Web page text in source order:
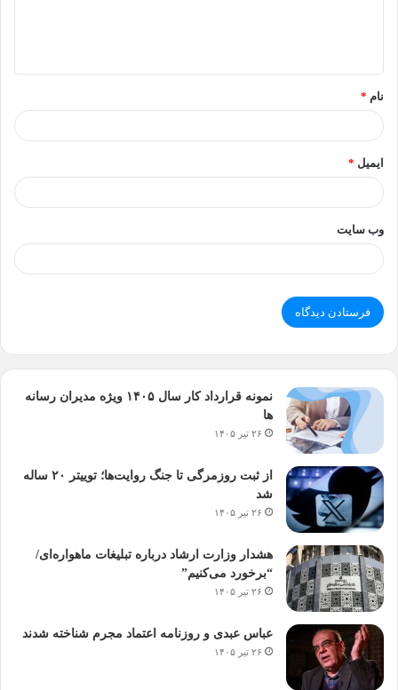
*
نام *
ایمیل *
وب‌ سایت
نمونه قرارداد کار سال ۱۴۰۵ ویژه مدیران رسانه
ها
۲۶ تیر ۱۴۰۵
از ثبت روزمرگی تا جنگ روایت‌ها؛ توییتر ۲۰ ساله
شد
۲۶ تیر ۱۴۰۵
هشدار وزارت ارشاد درباره تبلیغات ماهواره‌ای/
“برخورد می‌کنیم”
۲۶ تیر ۱۴۰۵
عباس عبدی و روزنامه اعتماد مجرم شناخته شدند
۲۶ تیر ۱۴۰۵